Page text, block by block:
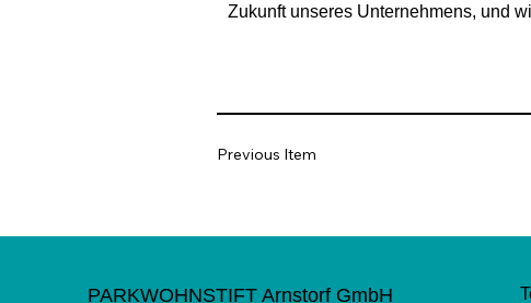
Zukunft unseres Unternehmens, und
Previous Item
PARKWOHNSTIFT Arnstorf GmbH